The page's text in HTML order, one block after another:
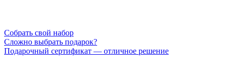
Cобрать свой набор
Сложно выбрать подарок?
Подарочный сертификат — отличное решение